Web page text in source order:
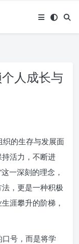
人成长与
织的生存与发展面
活力，不断进
一深刻的理念，
，更是一种积极
涯攀升的阶梯，
口号，而是将学